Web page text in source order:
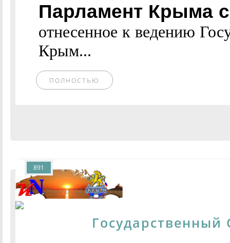
Парламент Крыма
отнесенное к ведению
Крым...
ПОЛНОСТЬЮ
891